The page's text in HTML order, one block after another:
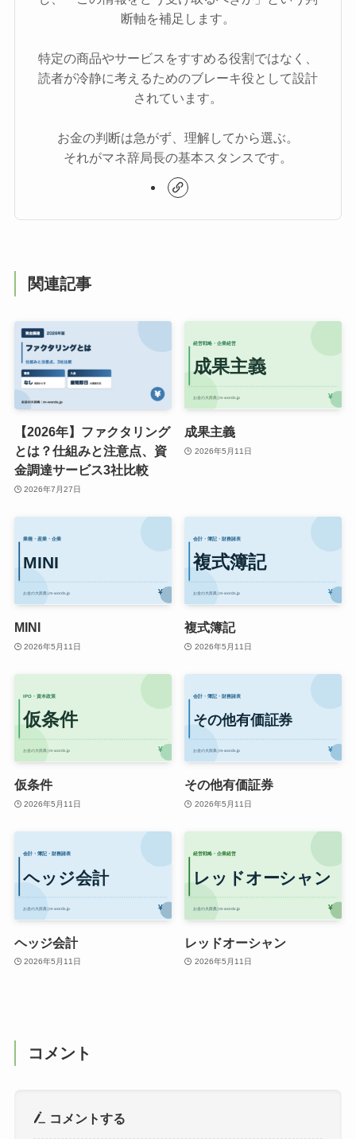
断軸を補足します。
特定の商品やサービスをすすめる役割ではなく、
読者が冷静に考えるためのブレーキ役として設計
されています。
お金の判断は急がず、理解してから選ぶ。
それがマネ辞局長の基本スタンスです。
関連記事
【2026年】ファクタリング
とは？仕組みと注意点、資
金調達サービス3社比較
2026年7月27日
成果主義
2026年5月11日
MINI
2026年5月11日
複式簿記
2026年5月11日
仮条件
2026年5月11日
その他有価証券
2026年5月11日
ヘッジ会計
2026年5月11日
レッドオーシャン
2026年5月11日
コメント
コメントする